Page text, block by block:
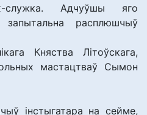
служка. Адчуўшы яго
расплюшчыў
Княства Літоўскага,
мастацтваў Сымон
інстыгатара на сейме,